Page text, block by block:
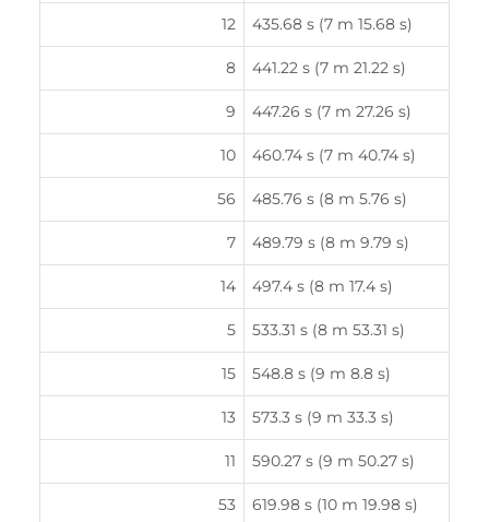
12 435.68 s (7 m 15.68 s)
8 441.22 s (7 m 21.22 s)
9 447.26 s (7 m 27.26 s)
10 460.74 s (7 m 40.74 s)
56 485.76 s (8 m 5.76 s)
7 489.79 s (8 m 9.79 s)
14 497.4 s (8 m 17.4 s)
5 533.31 s (8 m 53.31 s)
15 548.8 s (9 m 8.8 s)
13 573.3 s (9 m 33.3 s)
11 590.27 s (9 m 50.27 s)
53 619.98 s (10 m 19.98 s)